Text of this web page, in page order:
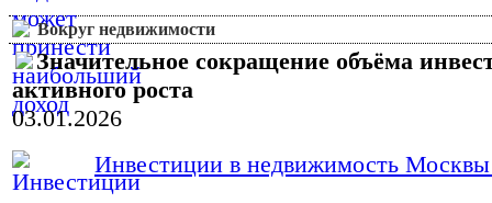
Вокруг недвижимости
Значительное сокращение объёма
активного роста
03.01.2026
Инвестиции в недвижимость Москвы